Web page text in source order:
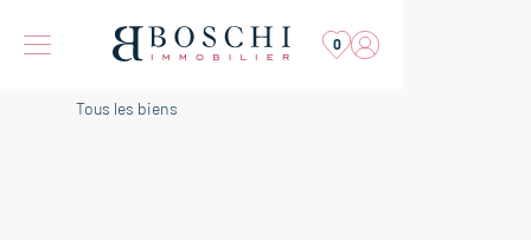
0
Tous les biens